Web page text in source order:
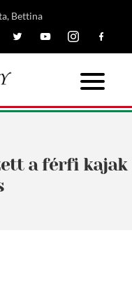
Bettina
a férfi kajak